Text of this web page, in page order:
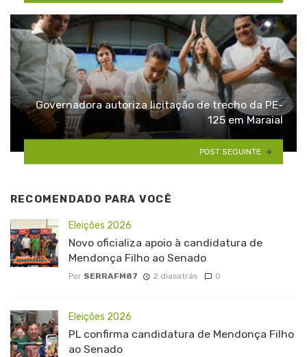
Governadora autoriza licitação de trecho da PE-
125 em Maraial
POST SEGUINTE
RECOMENDADO PARA VOCÊ
Eleições 2026
Novo oficializa apoio à candidatura de
Mendonça Filho ao Senado
Por SERRAFM87 2 diasatrás 0
Eleições 2026
PL confirma candidatura de Mendonça Filho
ao Senado